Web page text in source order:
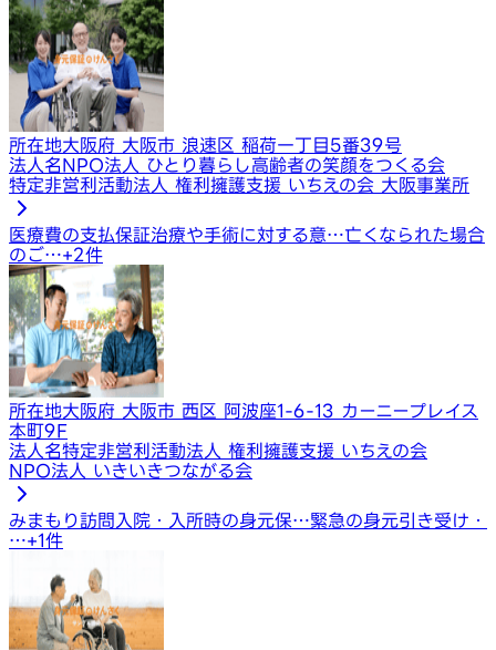
所在地大阪府 大阪市 浪速区 稲荷一丁目5番39号
法人名NPO法人 ひとり暮らし高齢者の笑顔をつくる会
特定非営利活動法人 権利擁護支援 いちえの会 大阪事業所
医療費の支払保証治療や手術に対する意…亡くなられた場合
のご…+2件
所在地大阪府 大阪市 西区 阿波座1-6-13 カーニープレイス
本町9F
法人名特定非営利活動法人 権利擁護支援 いちえの会
NPO法人 いきいきつながる会
みまもり訪問 入院・入所時の身元保…緊急の身元引き受け・
…+1件